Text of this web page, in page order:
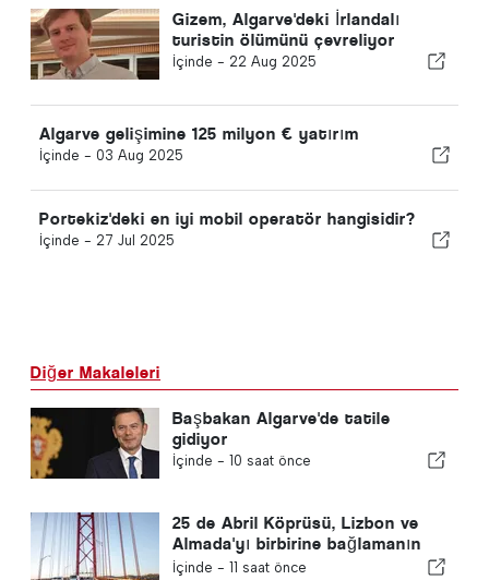
Gizem, Algarve'deki İrlandalı
turistin ölümünü çevreliyor
İçinde - 22 Aug 2025
Algarve gelişimine 125 milyon € yatırım
İçinde - 03 Aug 2025
Portekiz'deki en iyi mobil operatör hangisidir?
İçinde - 27 Jul 2025
Diğer Makaleleri
Başbakan Algarve'de tatile
gidiyor
İçinde - 10 saat önce
25 de Abril Köprüsü, Lizbon ve
Almada'yı birbirine bağlamanın
60. yılını kutluyor
İçinde - 11 saat önce